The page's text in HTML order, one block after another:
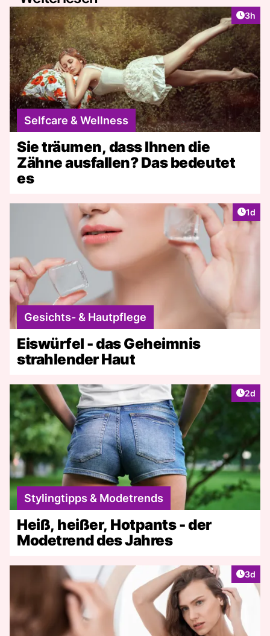
3h
Selfcare & Wellness
Sie träumen, dass Ihnen die
Zähne ausfallen? Das bedeutet
es
1d
Gesichts- & Hautpflege
Eiswürfel - das Geheimnis
strahlender Haut
2d
Stylingtipps & Modetrends
Heiß, heißer, Hotpants - der
Modetrend des Jahres
3d